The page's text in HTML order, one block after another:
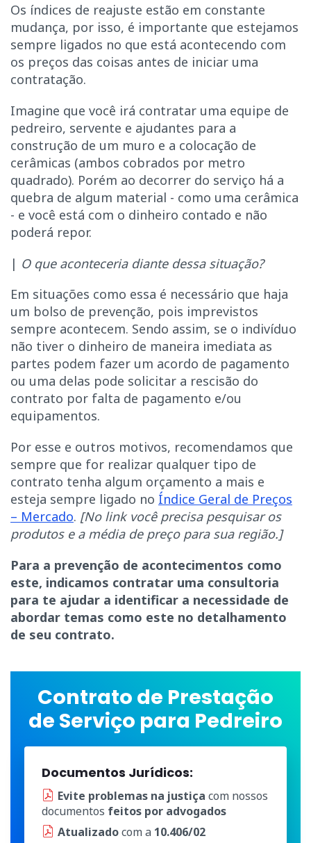
Os índices de reajuste estão em constante
mudança, por isso, é importante que estejamos
sempre ligados no que está acontecendo com
os preços das coisas antes de iniciar uma
contratação.
Imagine que você irá contratar uma equipe de
pedreiro, servente e ajudantes para a
construção de um muro e a colocação de
cerâmicas (ambos cobrados por metro
quadrado). Porém ao decorrer do serviço há a
quebra de algum material - como uma cerâmica
- e você está com o dinheiro contado e não
poderá repor.
| O que aconteceria diante dessa situação?
Em situações como essa é necessário que haja
um bolso de prevenção, pois imprevistos
sempre acontecem. Sendo assim, se o indivíduo
não tiver o dinheiro de maneira imediata as
partes podem fazer um acordo de pagamento
ou uma delas pode solicitar a rescisão do
contrato por falta de pagamento e/ou
equipamentos.
Por esse e outros motivos, recomendamos que
sempre que for realizar qualquer tipo de
contrato tenha algum orçamento a mais e
esteja sempre ligado no Índice Geral de Preços
– Mercado. [No link você precisa pesquisar os
produtos e a média de preço para sua região.]
Para a prevenção de acontecimentos como
este, indicamos contratar uma consultoria
para te ajudar a identificar a necessidade de
abordar temas como este no detalhamento
de seu contrato.
Contrato de Prestação
de Serviço para Pedreiro
Documentos Jurídicos:
Evite problemas na justiça com nossos
documentos feitos por advogados
Atualizadocom a 10.406/02